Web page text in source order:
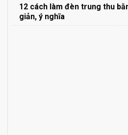
12 cách làm đèn trung thu
giản, ý nghĩa